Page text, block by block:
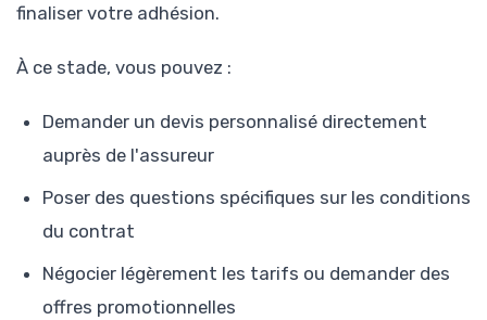
finaliser votre adhésion.
À ce stade, vous pouvez :
Demander un devis personnalisé directement
auprès de l'assureur
Poser des questions spécifiques sur les conditions
du contrat
Négocier légèrement les tarifs ou demander des
offres promotionnelles